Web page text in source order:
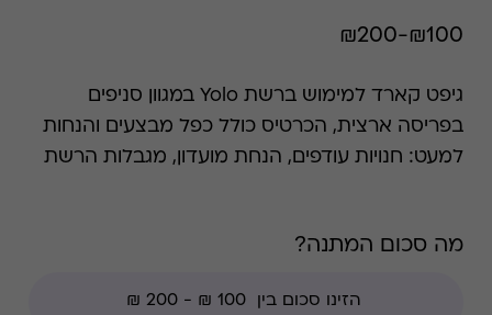
₪100-₪200
גיפט קארד למימוש ברשת Yolo במגוון סניפים
בפריסה ארצית, הכרטיס כולל כפל מבצעים והנחות
למעט: חנויות עודפים, הנחת מועדון, מגבלות הרשת
מה סכום המתנה?